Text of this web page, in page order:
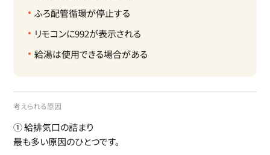
ふろ配管循環が停止する
リモコンに992が表示される
給湯は使用できる場合がある
考えられる原因
① 給排気口の詰まり
最も多い原因のひとつです。